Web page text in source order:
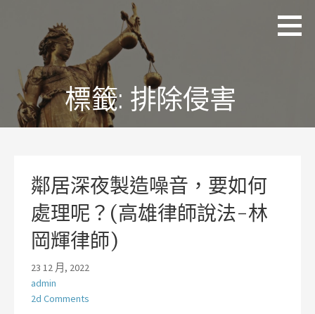
法
律
事
務
所
林
熱
情、
同理
及完
標籤: 排除侵害
鄰居深夜製造噪音，要如何
處理呢？(高雄律師說法-林
岡輝律師)
23 12 月, 2022
admin
2d Comments